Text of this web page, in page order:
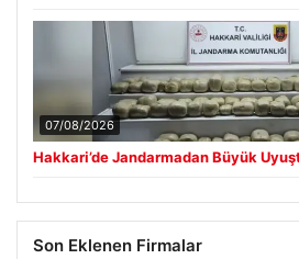
07/08/2026
Hakkari’de Jandarmadan Büyük
Son Eklenen Firmalar